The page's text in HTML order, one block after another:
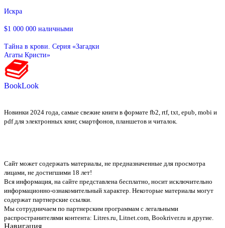
Искра
$1 000 000 наличными
Тайна в крови. Серия «Загадки
Агаты Кристи»
BookLook
Новинки 2024 года, самые свежие книги в формате fb2, rtf, txt, epub, mobi и
pdf для электронных книг, смартфонов, планшетов и читалок.
Сайт может содержать материалы, не предназначенные для просмотра
лицами, не достигшими 18 лет!
Вся информация, на сайте представлена бесплатно, носит исключительно
информационно-ознакомительный характер. Некоторые материалы могут
содержат партнерские ссылки.
Мы сотрудничаем по партнерским программам с легальными
распространителями контента: Litres.ru, Litnet.com, Bookriver.ru и другие.
Навигация